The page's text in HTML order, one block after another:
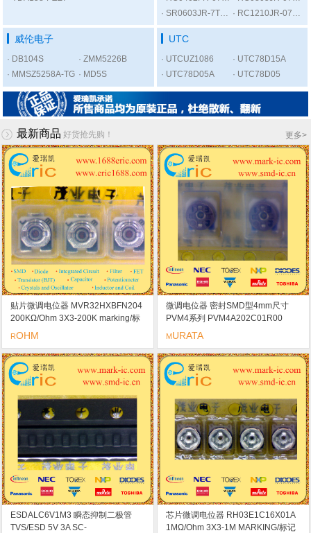
SR0603JR-7T1KL
RC1210JR-0756RL
威伦电子
DB104S
ZMM5226B
MMSZ5258A-TG
MD5S
UTC
UTCUZ1086
UTC78D15A
UTC78D05A
UTC78D05
更多>
最新商品 好货抢先购！
贴片微调电位器 MVR32HXBFN204
200KΩ/Ohm 3X3-200K marking/标
记 25
ROHM
微调电位器 密封SMD型4mm尺寸
PVM4系列 PVM4A202C01R00
2KΩ/Ohm 4X4-2K marking/标记 23
MURATA
ESDALC6V1M3 瞬态抑制二极管
TVS/ESD 5V 3A SC-
芯片微调电位器 RH03E1C16X01A
1MΩ/Ohm 3X3-1M MARKING/标记